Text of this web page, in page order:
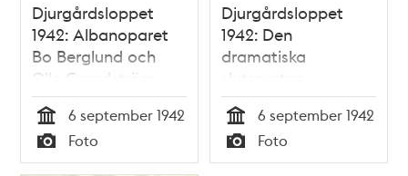
Djurgårdsloppet
1942: Albanoparet
Bo Berglund och
Olle Grundström,
vars utbrytning var
en av tävlingens
mest spännande
händelser
Tid
6 september 1942
Typ
Foto
Djurgårdsloppet
1942: Den
dramatiska
slutspurten
Tid
6 september 1942
Typ
Foto